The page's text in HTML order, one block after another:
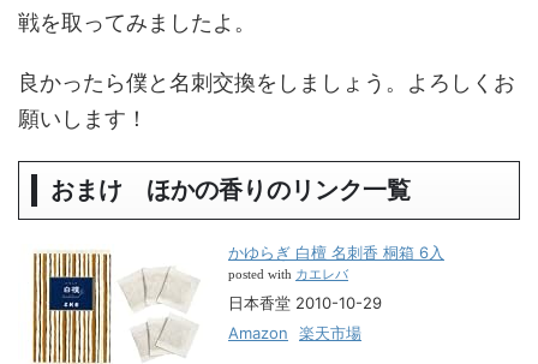
戦を取ってみましたよ。
良かったら僕と名刺交換をしましょう。よろしくお
願いします！
おまけ ほかの香りのリンク一覧
かゆらぎ 白檀 名刺香 桐箱 6入
posted with カエレバ
日本香堂 2010-10-29
Amazon
楽天市場